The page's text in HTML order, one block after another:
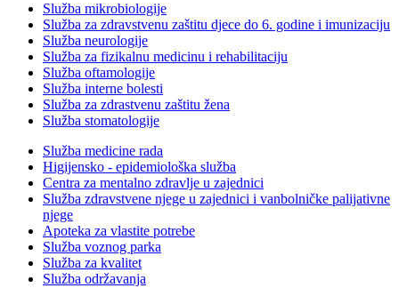
Služba mikrobiologije
Služba za zdravstvenu zaštitu djece do 6. godine i imunizaciju
Služba neurologije
Služba za fizikalnu medicinu i rehabilitaciju
Služba oftamologije
Služba interne bolesti
Služba za zdrastvenu zaštitu žena
Služba stomatologije
Služba medicine rada
Higijensko - epidemiološka služba
Centra za mentalno zdravlje u zajednici
Služba zdravstvene njege u zajednici i vanbolničke palijativne
njege
Apoteka za vlastite potrebe
Služba voznog parka
Služba za kvalitet
Služba održavanja